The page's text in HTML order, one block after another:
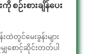
စဉ်းစားချိန်ပေး
တွင်မေးခွန်းများ
ျှစောင့်ဆိုင်းတတ်ပါ